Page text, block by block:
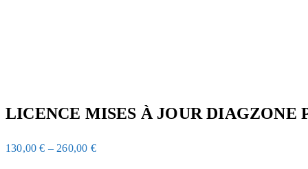
LICENCE MISES À JOUR DIAGZONE
130,00€ – 260,00 €